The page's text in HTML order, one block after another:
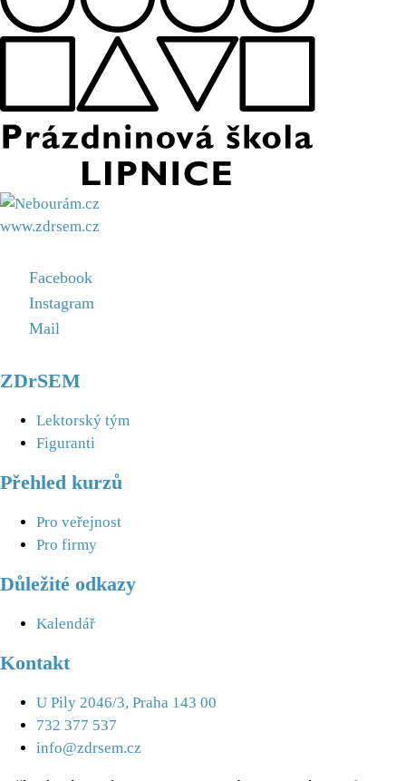
www.zdrsem.cz
Facebook
Instagram
Mail
ZDrSEM
Lektorský tým
Figuranti
Přehled kurzů
Pro veřejnost
Pro firmy
Důležité odkazy
Kalendář
Kontakt
U Pily 2046/3, Praha 143 00
732 377 537
info@zdrsem.cz